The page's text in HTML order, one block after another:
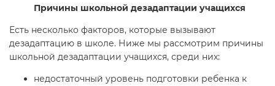
Причины школьной дезадаптации учащихся
Есть несколько факторов, которые вызывают
дезадаптацию в школе. Ниже мы рассмотрим причины
школьной дезадаптации учащихся, среди них:
недостаточный уровень подготовки ребенка к